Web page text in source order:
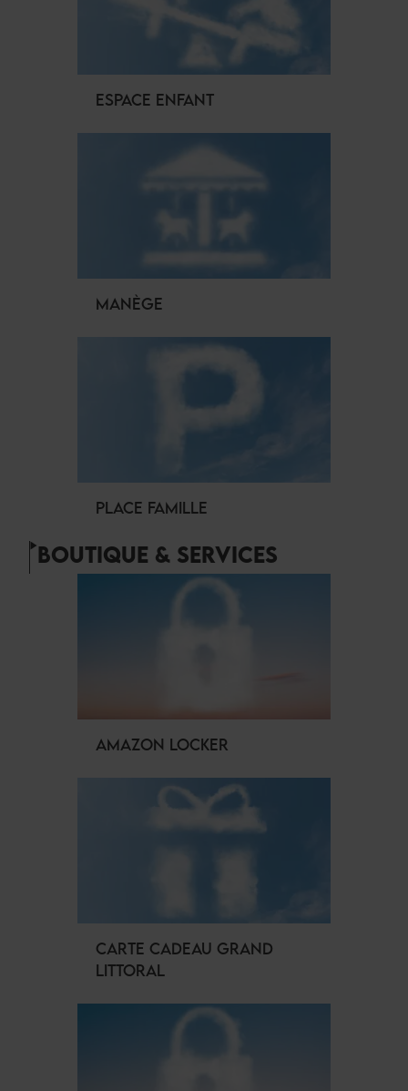
ESPACE ENFANT
MANÈGE
PLACE FAMILLE
BOUTIQUE & SERVICES
AMAZON LOCKER
CARTE CADEAU GRAND
LITTORAL